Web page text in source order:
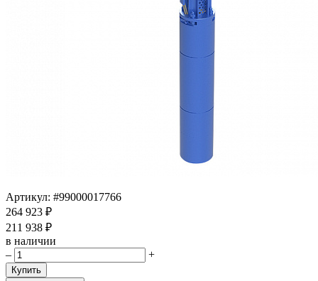
Артикул: #99000017766
264 923 ₽
211 938 ₽
в наличии
–
+
Купить